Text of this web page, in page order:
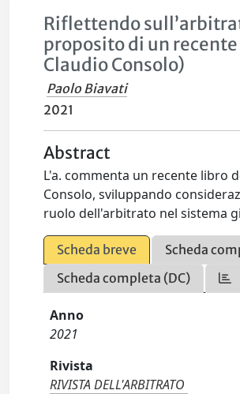
Riflettendo
proposito di un
Claudio Consolo)
Paolo Biavati
2021
Abstract
L'a. commenta un recente libro
Consolo, sviluppando
ruolo dell'arbitrato nel sistema
Scheda breve
Scheda
Scheda completa (DC)
Anno
2021
Rivista
RIVISTA DELL'ARBITRATO